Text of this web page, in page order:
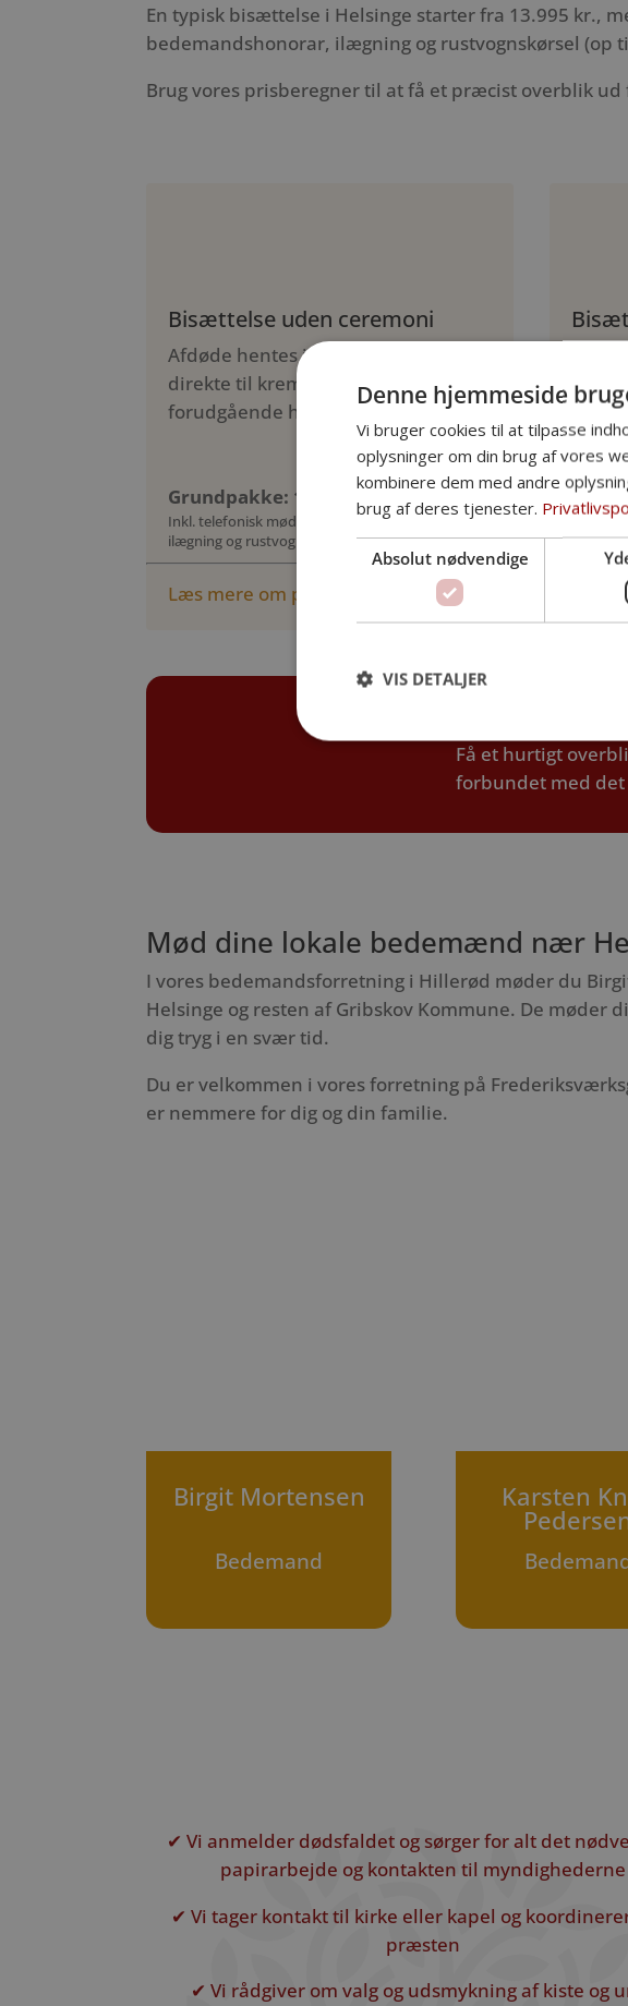
En typisk bisættelse i Helsinge starter fra 13.995 kr.,
bedemandshonorar, ilægning og rustvognskørsel (op
Brug vores prisberegner til at få et præcist overblik ud
Bisættelse uden ceremoni
Afdøde hentes i rustvogn og køres
direkte til krematoriet uden
forudgående højtidelighed.
Grundpakke: 10.885 kr.
Inkl. telefonisk møde, kiste, urne, honorar,
ilægning og rustvognskørsel (op til 10 km)
Læs mere om priser her
eller
Inkl.
ilægning
Læs
Få et hurtigt
forbundet med
Mød dine lokale bedemænd nær
I vores bedemandsforretning i Hillerød møder du
Helsinge og resten af Gribskov Kommune. De
dig tryg i en svær tid.
Du er velkommen i vores forretning på
er nemmere for dig og din familie.
Birgit Mortensen
Bedemand
Karsten
✔ Vi anmelder dødsfaldet og sørger for alt det
papirarbejde og kontakten til myndighederne
✔ Vi tager kontakt til kirke eller kapel og
præsten
✔ Vi rådgiver om valg og udsmykning af kiste og
Denne hjemmeside
Vi bruger cookies til at tilpasse
oplysninger om din brug af vores
kombinere dem med andre
brug af deres tjenester.
Absolut nødvendige
VIS DETALJER